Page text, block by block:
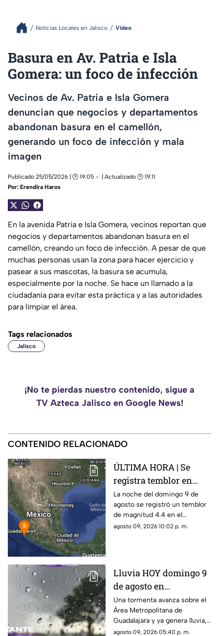
Noticias Locales en Jalisco Video
Basura en Av. Patria e Isla
Gomera: un foco de infección
Vecinos de Av. Patria e Isla Gomera
denuncian que negocios y departamentos
abandonan basura en el camellón,
generando un foco de infección y mala
imagen
Publicado 25/05/2026 | 🕑 19:05
| Actualizado 🕑 19:11
Por: Erendira Haros
En la avenida Patria e Isla Gomera, vecinos reportan que
negocios y departamentos abandonan basura en el
camellón, creando un foco de infección. A pesar de que
muchas personas usan la zona para hacer ejercicio y
pasear a sus mascotas, la basura se acumula,
especialmente por la noche. Se hace un llamado a la
ciudadanía para evitar esta práctica y a las autoridades
para limpiar el área.
Tags relacionados
Jalisco
¡No te pierdas nuestro contenido, sigue a
TV Azteca Jalisco en Google News!
CONTENIDO RELACIONADO
ÚLTIMA HORA | Se
registra temblor en
Jalisco; ¿hay daños?
La noche del domingo 9 de
agosto se registró un temblor
de magnitud 4.4 en el
municipio de Puerto Vallarta,
agosto 09, 2026 10:02 p. m.
Lluvia HOY domingo 9
de agosto en
Guadalajara: ¿Dónde
está lloviendo y qué
zonas tienen alerta?
Una tormenta avanza sobre el
Área Metropolitana de
Guadalajara y ya genera lluvia,
actividad eléctrica y rachas de
agosto 09, 2026 05:40 p. m.